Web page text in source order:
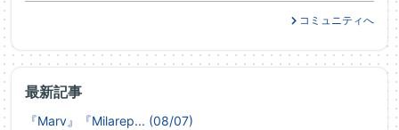
最新記事
『Marv』『Milarep... (08/07)
コミュニティへ